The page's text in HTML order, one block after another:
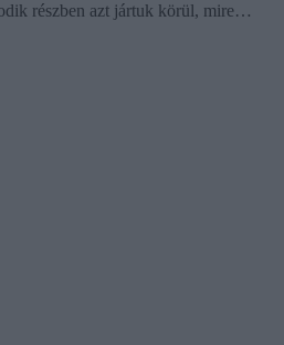
részben azt jártuk körül, mire…